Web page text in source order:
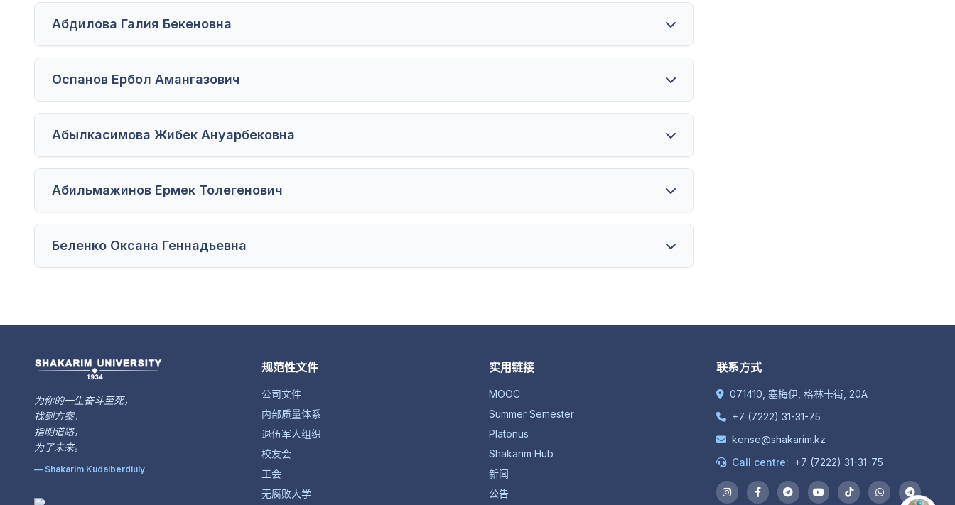
Абдилова Галия Бекеновна
Оспанов Ербол Амангазович
Абылкасимова Жибек Ануарбековна
Абильмажинов Ермек Толегенович
Беленко Оксана Геннадьевна
为你的一生奋斗至死，
找到方案，
指明道路，
为了未来。
— Shakarim Kudaiberdiuly
规范性文件
公司文件
内部质量体系
退伍军人组织
校友会
工会
无腐败大学
实用链接
MOOC
Summer Semester
Platonus
Shakarim Hub
新闻
公告
联系方式
071410, 塞梅伊, 格林卡街, 20A
+7 (7222) 31-31-75
kense@shakarim.kz
Call centre: +7 (7222) 31-31-75